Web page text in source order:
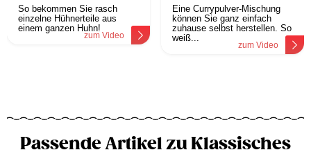
So bekommen Sie rasch
einzelne Hühnerteile aus
einem ganzen Huhn!
zum Video
Eine Currypulver-Mischung
können Sie ganz einfach
zuhause selbst herstellen. So
weiß...
zum Video
Passende Artikel zu Klassisches